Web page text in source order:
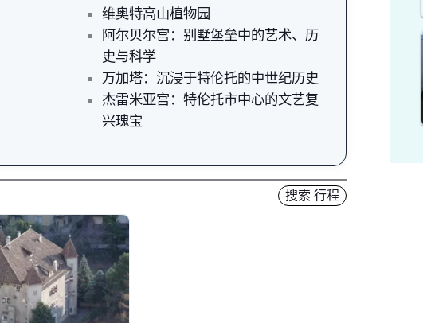
维奥特高山植物园
阿尔贝尔宫：别墅堡垒中的艺术、历
史与科学
万加塔：沉浸于特伦托的中世纪历史
杰雷米亚宫：特伦托市中心的文艺复
兴瑰宝
搜索 行程